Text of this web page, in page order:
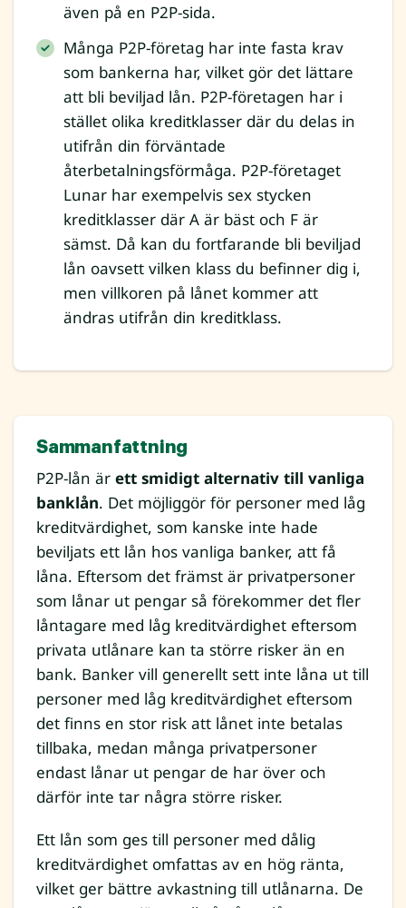
även på en P2P-sida.
Många P2P-företag har inte fasta krav
som bankerna har, vilket gör det lättare
att bli beviljad lån. P2P-företagen har i
stället olika kreditklasser där du delas in
utifrån din förväntade
återbetalningsförmåga. P2P-företaget
Lunar har exempelvis sex stycken
kreditklasser där A är bäst och F är
sämst. Då kan du fortfarande bli beviljad
lån oavsett vilken klass du befinner dig i,
men villkoren på lånet kommer att
ändras utifrån din kreditklass.
Sammanfattning
P2P-lån är ett smidigt alternativ till vanliga
banklån. Det möjliggör för personer med låg
kreditvärdighet, som kanske inte hade
beviljats ett lån hos vanliga banker, att få
låna. Eftersom det främst är privatpersoner
som lånar ut pengar så förekommer det fler
låntagare med låg kreditvärdighet eftersom
privata utlånare kan ta större risker än en
bank. Banker vill generellt sett inte låna ut till
personer med låg kreditvärdighet eftersom
det finns en stor risk att lånet inte betalas
tillbaka, medan många privatpersoner
endast lånar ut pengar de har över och
därför inte tar några större risker.
Ett lån som ges till personer med dålig
kreditvärdighet omfattas av en hög ränta,
vilket ger bättre avkastning till utlånarna. De